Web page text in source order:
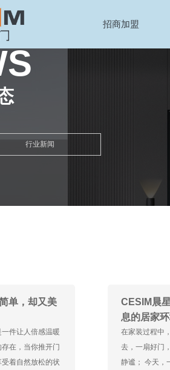
招商加盟
行业新闻
单，却又美
件让人倍感温暖
在，当你推开门
着自然放松的状
CESIM晨
息的居家
在家装过程中
去，一扇好门
静谧； 今天，